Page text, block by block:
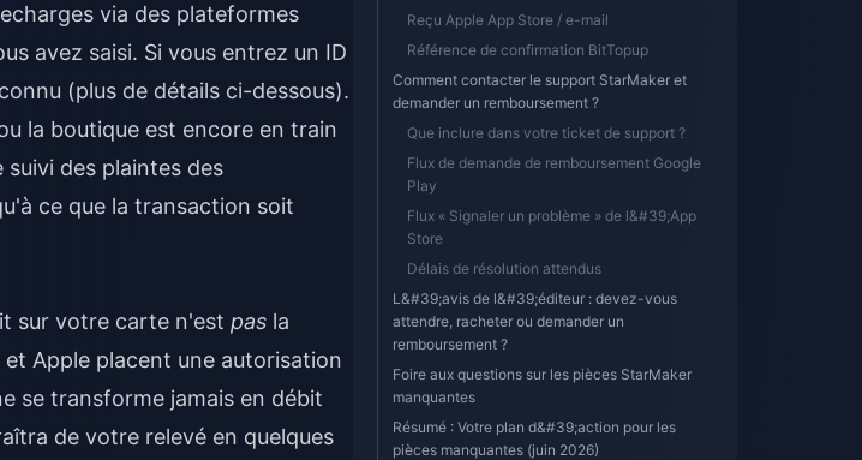
via des plateformes
avez saisi. Si vous entrez un ID
(plus de détails ci-dessous).
la boutique est encore en train
des plaintes des
ce que la transaction soit
sur votre carte n'est pas la
Apple placent une autorisation
se transforme jamais en débit
de votre relevé en quelques
Reçu Apple App Store / e-mail
Référence de confirmation BitTopup
Comment contacter le support StarMaker et
demander un remboursement ?
Que inclure dans votre ticket de support ?
Flux de demande de remboursement Google
Play
Flux « Signaler un problème » de l&#39;App
Store
Délais de résolution attendus
L&#39;avis de l&#39;éditeur : devez-vous
attendre, racheter ou demander un
remboursement ?
Foire aux questions sur les pièces StarMaker
manquantes
Résumé : Votre plan d&#39;action pour les
pièces manquantes (juin 2026)